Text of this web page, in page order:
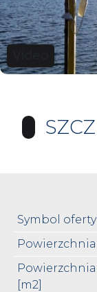
Symbol oferty
Powierzchnia
Powierzchnia
[m2]